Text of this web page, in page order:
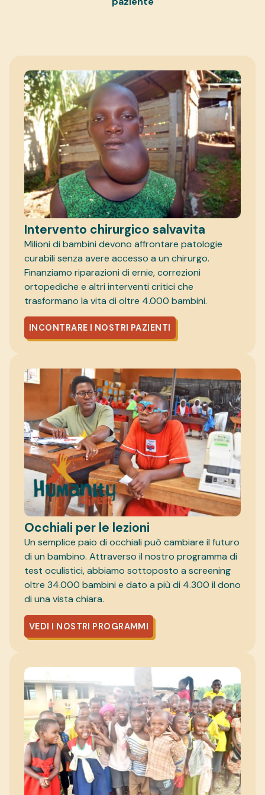
Intervento chirurgico salvavita
Milioni di bambini devono affrontare patologie
curabili senza avere accesso a un chirurgo.
Finanziamo riparazioni di ernie, correzioni
ortopediche e altri interventi critici che
trasformano la vita di oltre 4.000 bambini.
INCONTRARE I NOSTRI PAZIENTI
Occhiali per le lezioni
Un semplice paio di occhiali può cambiare il futuro
di un bambino. Attraverso il nostro programma di
test oculistici, abbiamo sottoposto a screening
oltre 34.000 bambini e dato a più di 4.300 il dono
di una vista chiara.
VEDI I NOSTRI PROGRAMMI